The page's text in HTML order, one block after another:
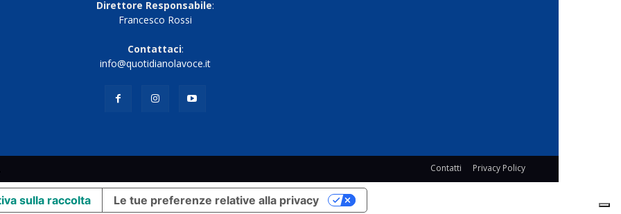
Direttore Responsabile:
Francesco Rossi
Contattaci:
info@quotidianolavoce.it
Contatti Privacy Policy
sulla raccolta Le tue preferenze relative alla privacy